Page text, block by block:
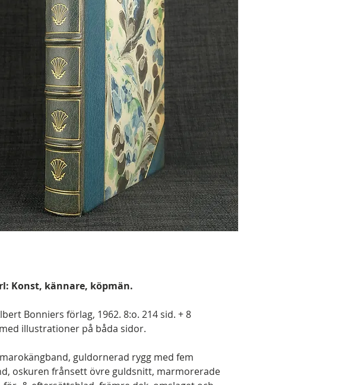
Konst, kännare, köpmän.
Bonniers förlag, 1962. 8:o. 214 sid. + 8
illustrationer på båda sidor.
guldornerad rygg med fem
oskuren frånsett övre guldsnitt, marmorerade